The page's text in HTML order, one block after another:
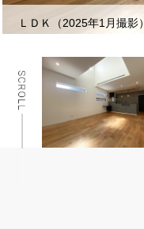
ＬＤＫ（2025年1月撮影）